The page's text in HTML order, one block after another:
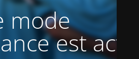
mode
est actif